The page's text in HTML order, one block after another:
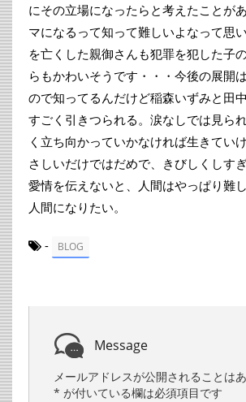
にその立場になったらと考えたことが
マになるって知って難しいよなって思
を亡くした親御さんも犯罪を犯した子
らもかわいそうです・・・今後の展開
ので知ってるんだけど稲森いずみと田
すごく引きつられる。涙なしでは見ら
く立ち向かっていかなければ生きてい
さしいだけではだめで、きびしくしす
愛情を伝えないと、人間はやっぱり難
人間になりたい。
- BLOG
Message
メールアドレスが公開されることはあ
* が付いている欄は必須項目です